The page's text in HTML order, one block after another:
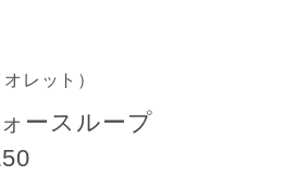
レット）
ースループ